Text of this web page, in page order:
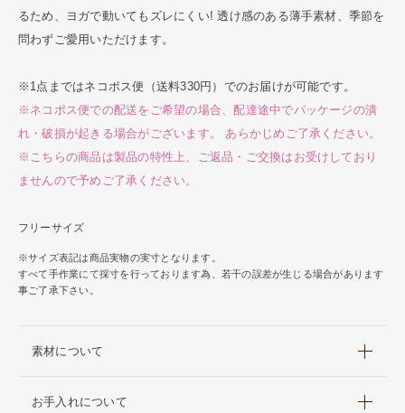
るため、ヨガで動いてもズレにくい! 透け感のある薄手素材、季節を
問わずご愛用いただけます。
※1点まではネコポス便（送料330円）でのお届けが可能です。
※ネコポス便での配送をご希望の場合、配達途中でパッケージの潰
れ・破損が起きる場合がございます。 あらかじめご了承ください。
※こちらの商品は製品の特性上、ご返品・ご交換はお受けしており
ませんので予めご了承ください。
フリーサイズ
※サイズ表記は商品実物の実寸となります。
すべて手作業にて採寸を行っております為、若干の誤差が生じる場合があります
事ご了承下さい。
素材について
お手入れについて